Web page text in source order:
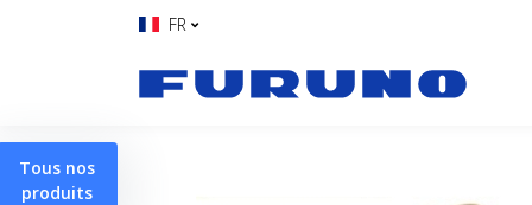
FR
Tous nos
produits